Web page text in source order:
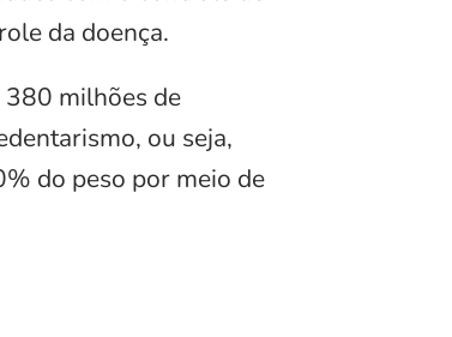
da doença.
380 milhões de
ou seja,
do peso por meio de